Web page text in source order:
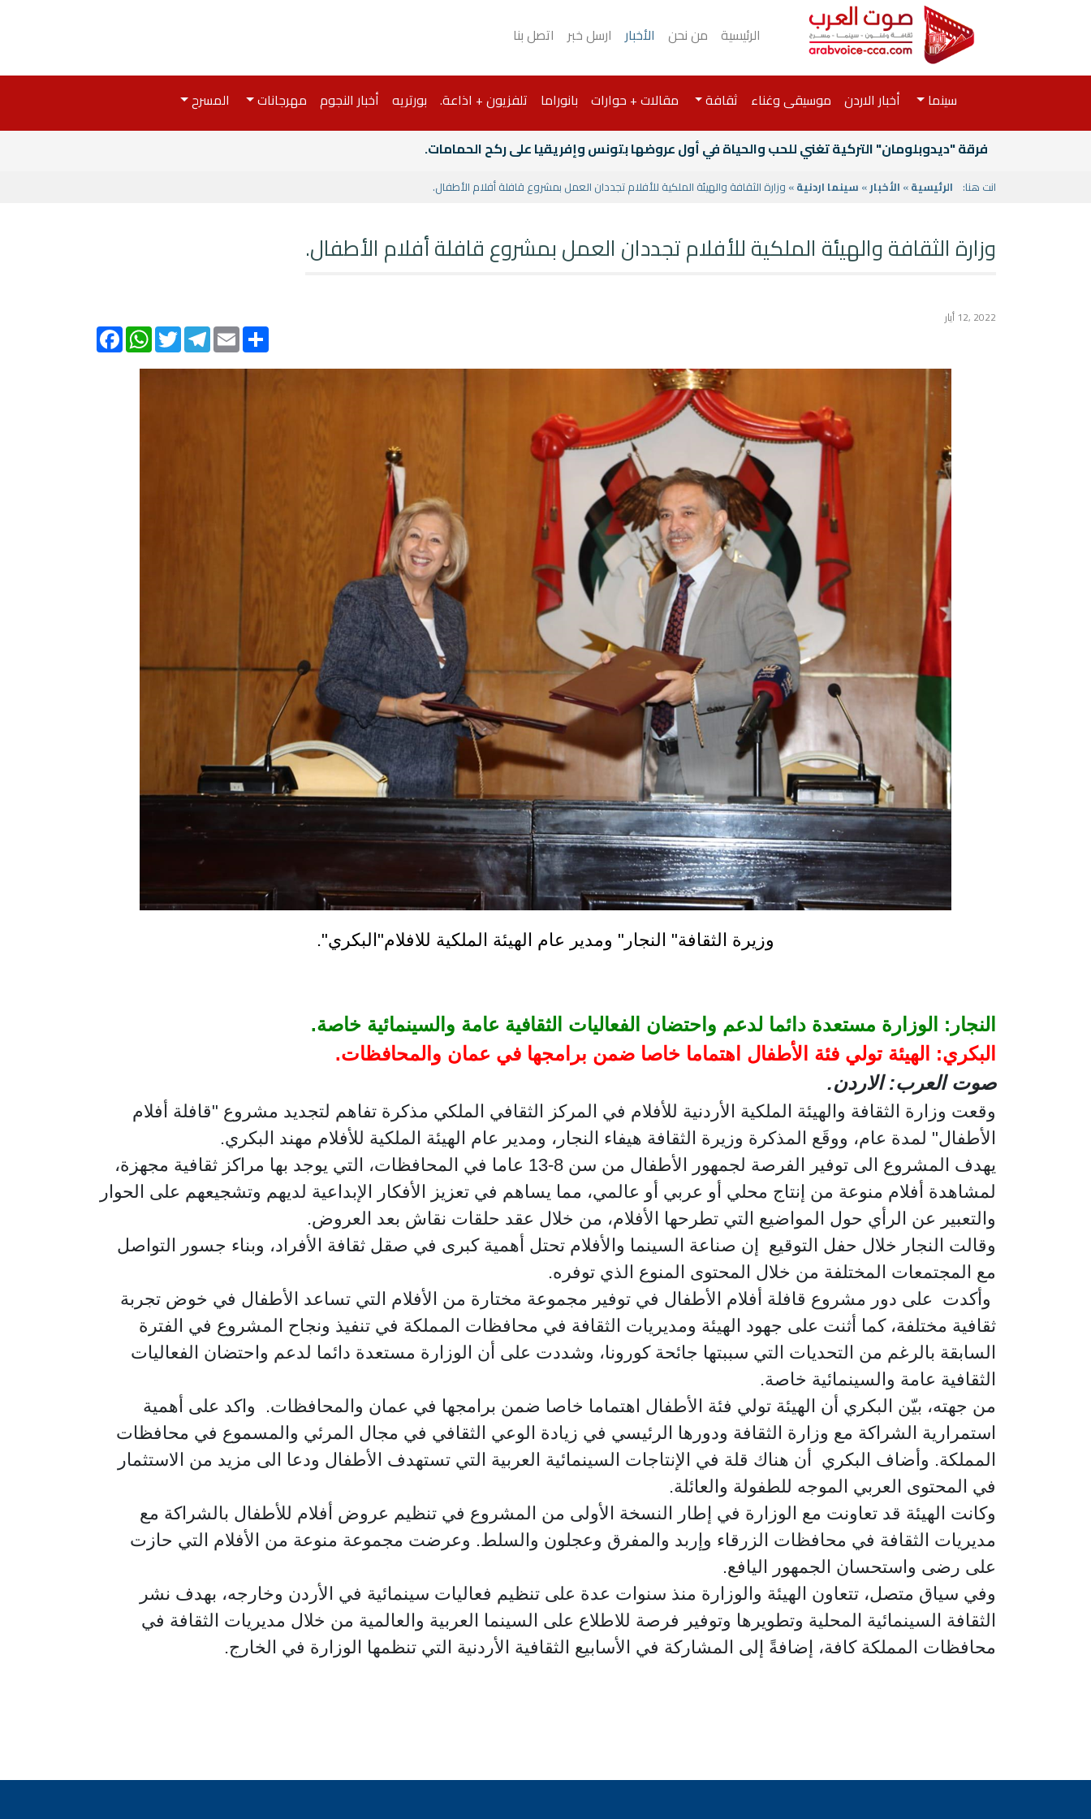
الرئيسية من نحن الأخبار ارسل خبر اتصل بنا
سينما أخبار الاردن موسيقى وغناء ثقافة مقالات + حوارات بانوراما تلفزيون + اذاعة. بورتريه أخبار النجوم مهرجانات
المسرح
فرقة "ديدوبلومان" التركية تغني للحب والحياة في أول عروضها بتونس وإفريقيا على ركح الحمامات.
انت هنا: الرئيسية» الأخبار» سينما اردنية» وزارة الثقافة والهيئة الملكية للأفلام تجددان العمل بمشروع قافلة أفلام الأطفال.
وزارة الثقافة والهيئة الملكية للأفلام تجددان العمل بمشروع قافلة أفلام الأطفال.
2022 ,12 أيار
Facebook
WhatsAppTwitterTelegramEmailShare
وزيرة الثقافة" النجار" ومدير عام الهيئة الملكية للافلام"البكري".
النجار: الوزارة مستعدة دائما لدعم واحتضان الفعاليات الثقافية عامة والسينمائية خاصة.
البكري: الهيئة تولي فئة الأطفال اهتماما خاصا ضمن برامجها في عمان والمحافظات.
صوت العرب: الاردن.
وقعت وزارة الثقافة والهيئة الملكية الأردنية للأفلام في المركز الثقافي الملكي مذكرة تفاهم لتجديد مشروع "قافلة أفلام
الأطفال" لمدة عام، ووقَع المذكرة وزيرة الثقافة هيفاء النجار، ومدير عام الهيئة الملكية للأفلام مهند البكري.
يهدف المشروع الى توفير الفرصة لجمهور الأطفال من سن 8-13 عاما في المحافظات، التي يوجد بها مراكز ثقافية مجهزة،
لمشاهدة أفلام منوعة من إنتاج محلي أو عربي أو عالمي، مما يساهم في تعزيز الأفكار الإبداعية لديهم وتشجيعهم على الحوار
والتعبير عن الرأي حول المواضيع التي تطرحها الأفلام، من خلال عقد حلقات نقاش بعد العروض.
وقالت النجار خلال حفل التوقيع إن صناعة السينما والأفلام تحتل أهمية كبرى في صقل ثقافة الأفراد، وبناء جسور التواصل
مع المجتمعات المختلفة من خلال المحتوى المنوع الذي توفره.
وأكدت على دور مشروع قافلة أفلام الأطفال في توفير مجموعة مختارة من الأفلام التي تساعد الأطفال في خوض تجربة
ثقافية مختلفة، كما أثنت على جهود الهيئة ومديريات الثقافة في محافظات المملكة في تنفيذ ونجاح المشروع في الفترة
السابقة بالرغم من التحديات التي سببتها جائحة كورونا، وشددت على أن الوزارة مستعدة دائما لدعم واحتضان الفعاليات
الثقافية عامة والسينمائية خاصة.
من جهته، بيّن البكري أن الهيئة تولي فئة الأطفال اهتماما خاصا ضمن برامجها في عمان والمحافظات. واكد على أهمية
استمرارية الشراكة مع وزارة الثقافة ودورها الرئيسي في زيادة الوعي الثقافي في مجال المرئي والمسموع في محافظات
المملكة. وأضاف البكري أن هناك قلة في الإنتاجات السينمائية العربية التي تستهدف الأطفال ودعا الى مزيد من الاستثمار
في المحتوى العربي الموجه للطفولة والعائلة.
وكانت الهيئة قد تعاونت مع الوزارة في إطار النسخة الأولى من المشروع في تنظيم عروض أفلام للأطفال بالشراكة مع
مديريات الثقافة في محافظات الزرقاء وإربد والمفرق وعجلون والسلط. وعرضت مجموعة منوعة من الأفلام التي حازت
على رضى واستحسان الجمهور اليافع.
وفي سياق متصل، تتعاون الهيئة والوزارة منذ سنوات عدة على تنظيم فعاليات سينمائية في الأردن وخارجه، بهدف نشر
الثقافة السينمائية المحلية وتطويرها وتوفير فرصة للاطلاع على السينما العربية والعالمية من خلال مديريات الثقافة في
محافظات المملكة كافة، إضافةً إلى المشاركة في الأسابيع الثقافية الأردنية التي تنظمها الوزارة في الخارج.